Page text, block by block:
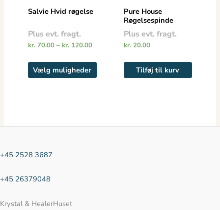
Salvie Hvid røgelse
Plus evt. fragt.
kr.70.00 – kr.120.00
Vælg muligheder
varianter.
Mulighederne
vælges
på
Pure House
Røgelsespinde
Plus evt. fragt.
kr.20.00
Tilføj til kurv
+45 2528 3687
+45 26379048
Krystal & HealerHuset